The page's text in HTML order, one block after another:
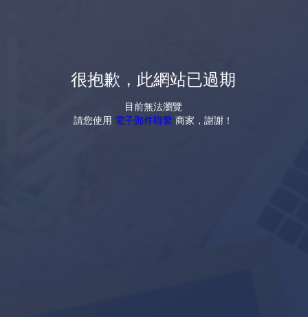
很抱歉，此網站已過期
目前無法瀏覽
請您使用 電子郵件聯繫 商家，謝謝！